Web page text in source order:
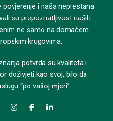
i naša neprestana
su prepoznatljivost naših
ne samo na domaćem
krugovima.
potvrda su kvaliteta i
doživjeti kao svoj, bilo da
“po vašoj mjeri”.